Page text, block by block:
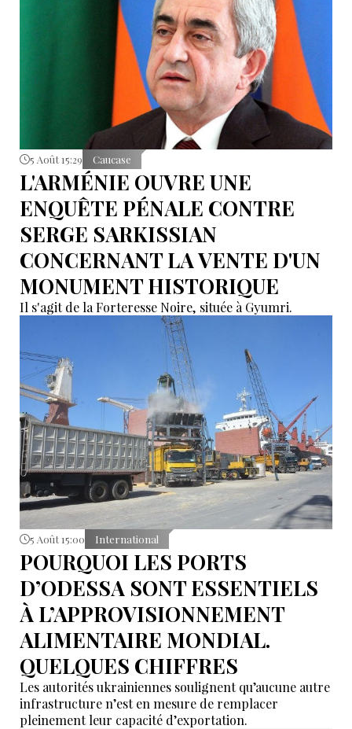
5 Août 15:29 Caucase
L'ARMÉNIE OUVRE UNE
ENQUÊTE PÉNALE CONTRE
SERGE SARKISSIAN
CONCERNANT LA VENTE D'UN
MONUMENT HISTORIQUE
Il s'agit de la Forteresse Noire, située à Gyumri.
5 Août 15:00 International
POURQUOI LES PORTS
D’ODESSA SONT ESSENTIELS
À L’APPROVISIONNEMENT
ALIMENTAIRE MONDIAL.
QUELQUES CHIFFRES
Les autorités ukrainiennes soulignent qu’aucune autre
infrastructure n’est en mesure de remplacer
pleinement leur capacité d’exportation.